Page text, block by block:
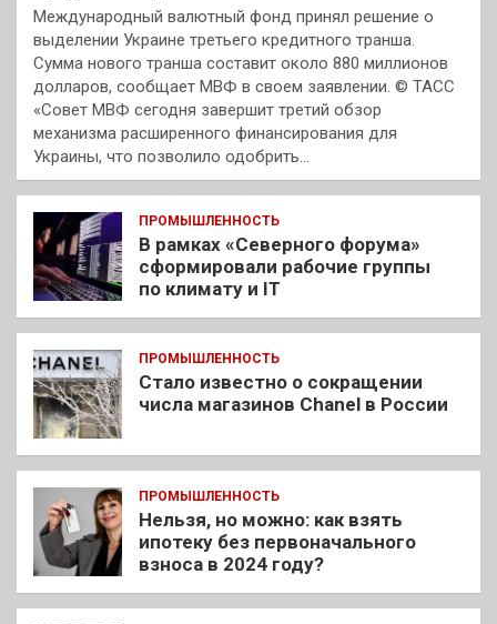
Международный валютный фонд принял решение о
выделении Украине третьего кредитного транша.
Сумма нового транша составит около 880 миллионов
долларов, сообщает МВФ в своем заявлении. © ТАСС
«Совет МВФ сегодня завершит третий обзор
механизма расширенного финансирования для
Украины, что позволило одобрить…
ПРОМЫШЛЕННОСТЬ
В рамках «Северного форума»
сформировали рабочие группы
по климату и IT
ПРОМЫШЛЕННОСТЬ
Стало известно о сокращении
числа магазинов Chanel в России
ПРОМЫШЛЕННОСТЬ
Нельзя, но можно: как взять
ипотеку без первоначального
взноса в 2024 году?